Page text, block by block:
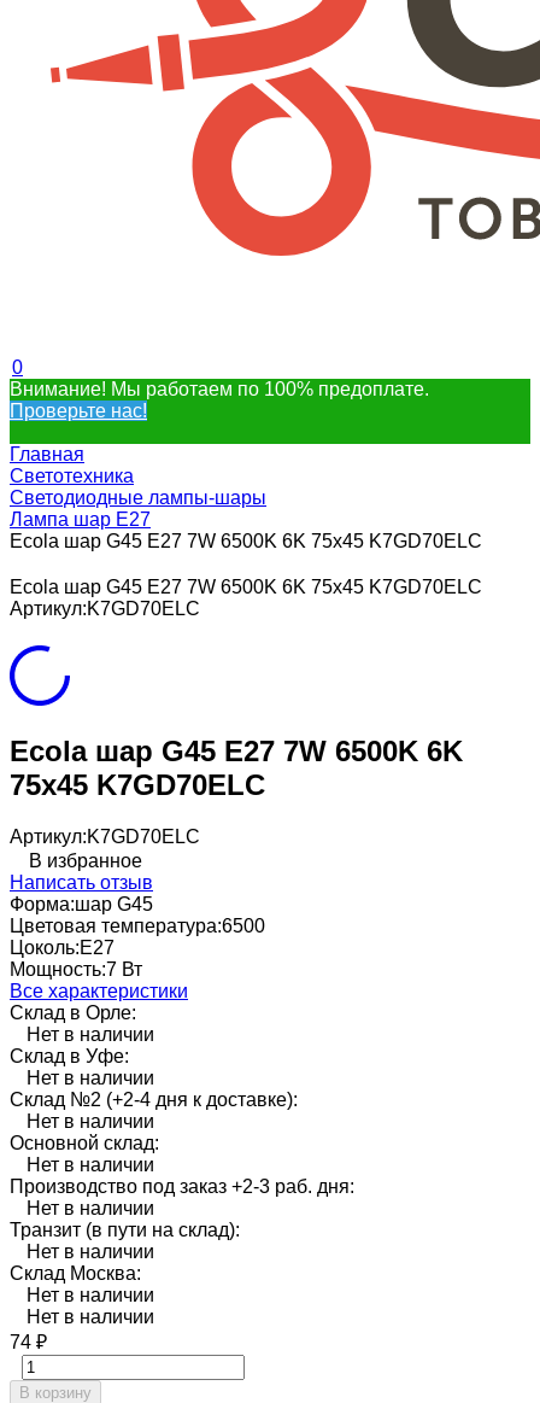
0
Внимание! Мы работаем по 100% предоплате.
Проверьте нас!
Главная
Светотехника
Светодиодные лампы-шары
Лампа шар E27
Ecola шар G45 E27 7W 6500K 6K 75x45 K7GD70ELC
Ecola шар G45 E27 7W 6500K 6K 75x45 K7GD70ELC
Артикул:K7GD70ELC
Ecola шар G45 E27 7W 6500K 6K
75x45 K7GD70ELC
Артикул:K7GD70ELC
В избранное
Написать отзыв
Форма:шар G45
Цветовая температура:6500
Цоколь:E27
Мощность:7 Вт
Все характеристики
Склад в Орле:
Нет в наличии
Склад в Уфе:
Нет в наличии
Склад №2 (+2-4 дня к доставке):
Нет в наличии
Основной склад:
Нет в наличии
Производство под заказ +2-3 раб. дня:
Нет в наличии
Транзит (в пути на склад):
Нет в наличии
Склад Москва:
Нет в наличии
Нет в наличии
74 ₽
В корзину